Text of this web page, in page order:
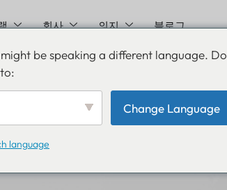
회사 의지 블로그
be speaking a different language. Do
Change Language
language